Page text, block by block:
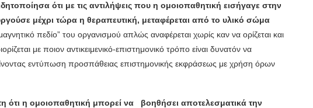
ότι με τις αντιλήψεις που η ομοιοπαθητική εισήγαγε στην
μέχρι τώρα η θεραπευτική, μεταφέρεται από το υλικό σώμα
πεδίο” του οργανισμού απλώς αναφέρεται χωρίς καν να ορίζεται και
με ποιον αντικειμενικό-επιστημονικό τρόπο είναι δυνατόν να
εντύπωση προσπάθειας επιστημονικής εκφράσεως με χρήση όρων
ότι η ομοιοπαθητική μπορεί να βοηθήσει αποτελεσματικά την